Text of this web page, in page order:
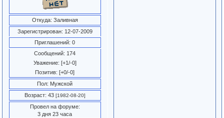
Откуда: Заливная
Зарегистрирован: 12-07-2009
Приглашений: 0
Сообщений: 174
Уважение: [+1/-0]
Позитив: [+0/-0]
Пол: Мужской
Возраст: 43 [1982-08-20]
Провел на форуме:
3 дня 23 часа